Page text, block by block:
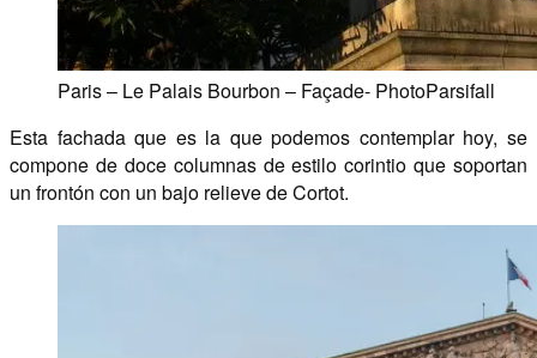
Paris – Le Palais Bourbon – Façade- PhotoParsifall
Esta fachada que es la que podemos contemplar hoy, se
compone de doce columnas de estilo corintio que soportan
un frontón con un bajo relieve de Cortot.